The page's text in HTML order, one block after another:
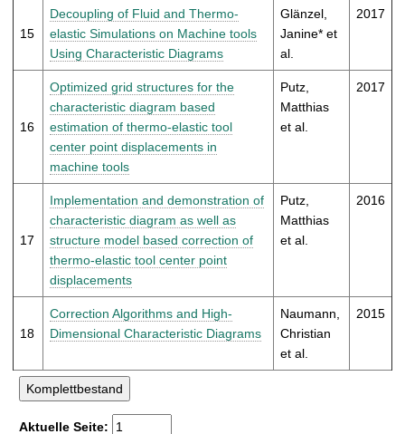
15
Decoupling of Fluid and Thermo-
elastic Simulations on Machine tools
Using Characteristic Diagrams
Glänzel,
Janine* et
al.
2017
16
Optimized grid structures for the
characteristic diagram based
estimation of thermo-elastic tool
center point displacements in
machine tools
Putz,
Matthias
et al.
2017
17
Implementation and demonstration of
characteristic diagram as well as
structure model based correction of
thermo-elastic tool center point
displacements
Putz,
Matthias
et al.
2016
18
Correction Algorithms and High-
Dimensional Characteristic Diagrams
Naumann,
Christian
et al.
2015
Aktuelle Seite: